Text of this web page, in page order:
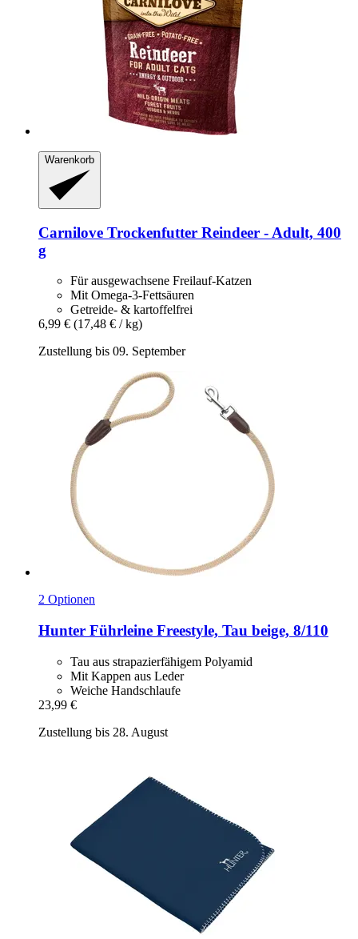
Warenkorb
Carnilove Trockenfutter Reindeer -​ Adult, 400
g
Für ausgewachsene Freilauf-Katzen
Mit Omega-3-Fettsäuren
Getreide- & kartoffelfrei
6,99 € (17,48 € / kg)
Zustellung bis 09. September
2 Optionen
Hunter Führleine Freestyle, Tau beige, 8/110
Tau aus strapazierfähigem Polyamid
Mit Kappen aus Leder
Weiche Handschlaufe
23,99 €
Zustellung bis 28. August